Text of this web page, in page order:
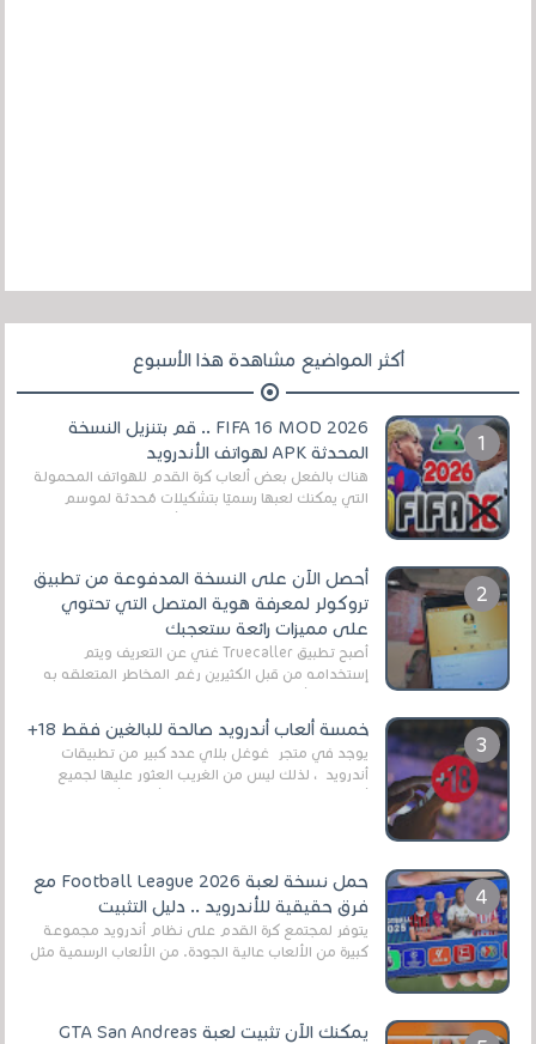
أكثر المواضيع مشاهدة هذا الأسبوع
FIFA 16 MOD 2026 .. قم بتنزيل النسخة
المحدثة APK لهواتف الأندرويد
هناك بالفعل بعض ألعاب كرة القدم للهواتف المحمولة
التي يمكنك لعبها رسميًا بتشكيلات مُحدثة لموسم
أحصل الآن على النسخة المدفوعة من تطبيق
تروكولر لمعرفة هوية المتصل التي تحتوي
على مميزات رائعة ستعجبك
أصبح تطبيق Truecaller غني عن التعريف ويتم
إستخدامه من قبل الكثيرين رغم المخاطر المتعلقه به
خمسة ألعاب أندرويد صالحة للبالغين فقط 18+
يوجد في متجر غوغل بلاي عدد كبير من تطبيقات
أندرويد ، لذلك ليس من الغريب العثور عليها لجميع
حمل نسخة لعبة Football League 2026 مع
فرق حقيقية للأندرويد .. دليل التثبيت
يتوفر لمجتمع كرة القدم على نظام أندرويد مجموعة
كبيرة من الألعاب عالية الجودة. من الألعاب الرسمية مثل
يمكنك الآن تثبيت لعبة GTA San Andreas